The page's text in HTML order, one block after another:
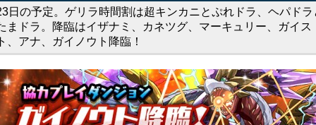
日の予定。ゲリラ時間割は超キンカニとぷれドラ、ヘパドラ
まドラ。降臨はイザナミ、カネツグ、マーキュリー、ガイス
、アナ、ガイノウト降臨！